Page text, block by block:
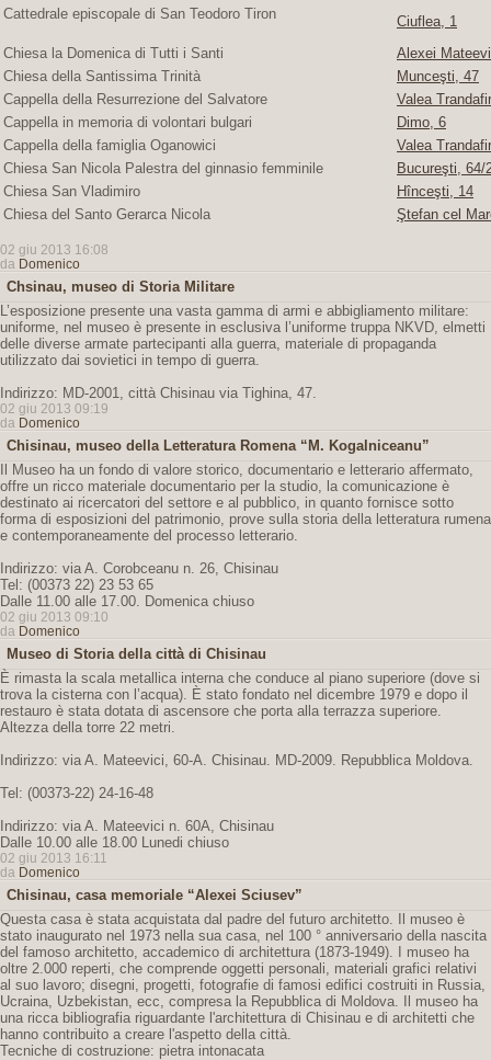
Cattedrale episcopale di San Teodoro Tiron
Ciuflea, 1
Chiesa la Domenica di Tutti i Santi
Alexei
Chiesa della Santissima Trinità
Munceşti, 47
Cappella della Resurrezione del Salvatore
Valea
Cappella in memoria di volontari bulgari
Dimo, 6
Cappella della famiglia Oganowici
Valea
Chiesa San Nicola Palestra del ginnasio femminile
Bucureşti, 64/
Chiesa San Vladimiro
Hînceşti, 14
Chiesa del Santo Gerarca Nicola
Ştefan cel
02 giu 2013 16:08
da Domenico
Chsinau, museo di Storia Militare
L’esposizione presente una vasta gamma di armi e abbigliamento militare:
uniforme, nel museo è presente in esclusiva l’uniforme truppa NKVD, elmetti
delle diverse armate partecipanti alla guerra, materiale di propaganda
utilizzato dai sovietici in tempo di guerra.
Indirizzo: MD-2001, città Chisinau via Tighina, 47.
02 giu 2013 09:19
da Domenico
Chisinau, museo della Letteratura Romena “M. Kogalniceanu”
Il Museo ha un fondo di valore storico, documentario e letterario affermato,
offre un ricco materiale documentario per la studio, la comunicazione è
destinato ai ricercatori del settore e al pubblico, in quanto fornisce sotto
forma di esposizioni del patrimonio, prove sulla storia della letteratura rumena
e contemporaneamente del processo letterario.
Indirizzo: via A. Corobceanu n. 26, Chisinau
Tel: (00373 22) 23 53 65
Dalle 11.00 alle 17.00. Domenica chiuso
02 giu 2013 09:10
da Domenico
Museo di Storia della città di Chisinau
È rimasta la scala metallica interna che conduce al piano superiore (dove si
trova la cisterna con l’acqua). È stato fondato nel dicembre 1979 e dopo il
restauro è stata dotata di ascensore che porta alla terrazza superiore.
Altezza della torre 22 metri.
Indirizzo: via A. Mateevici, 60-A. Chisinau. MD-2009. Repubblica Moldova.
Tel: (00373-22) 24-16-48
Indirizzo: via A. Mateevici n. 60A, Chisinau
Dalle 10.00 alle 18.00 Lunedi chiuso
02 giu 2013 16:11
da Domenico
Chisinau, casa memoriale “Alexei Sciusev”
Questa casa è stata acquistata dal padre del futuro architetto. Il museo è
stato inaugurato nel 1973 nella sua casa, nel 100 ° anniversario della nascita
del famoso architetto, accademico di architettura (1873-1949). I museo ha
oltre 2.000 reperti, che comprende oggetti personali, materiali grafici relativi
al suo lavoro; disegni, progetti, fotografie di famosi edifici costruiti in Russia,
Ucraina, Uzbekistan, ecc, compresa la Repubblica di Moldova. Il museo ha
una ricca bibliografia riguardante l'architettura di Chisinau e di architetti che
hanno contribuito a creare l'aspetto della città.
Tecniche di costruzione: pietra intonacata